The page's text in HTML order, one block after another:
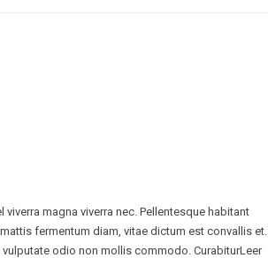
magna viverra nec. Pellentesque habitant
fermentum diam, vitae dictum est convallis et.
odio non mollis commodo. CurabiturLeer